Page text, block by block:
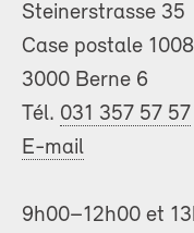
Steinerstrasse 35
Case postale 1008
3000 Berne 6
Tél. 031 357 57 57
E-mail
9h00–12h00 et